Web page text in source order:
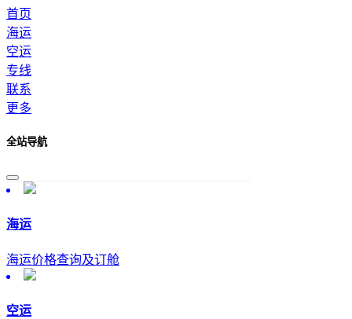
首页
海运
空运
专线
联系
更多
全站导航
海运
海运价格查询及订舱
空运